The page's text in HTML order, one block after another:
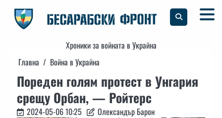
content
Хроники за войната в Украйна
Главна
Война в Украйна
Пореден голям протест в Унгария
срещу Орбан, — Ройтерс
2024-05-06 10:25 Олександър Барон